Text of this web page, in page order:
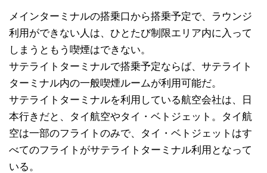
メインターミナルの搭乗口から搭乗予定で、ラウンジ
利用ができない人は、ひとたび制限エリア内に入って
しまうともう喫煙はできない。
サテライトターミナルで搭乗予定ならば、サテライト
ターミナル内の一般喫煙ルームが利用可能だ。
サテライトターミナルを利用している航空会社は、日
本行きだと、タイ航空やタイ・ベトジェット。タイ航
空は一部のフライトのみで、タイ・ベトジェットはす
べてのフライトがサテライトターミナル利用となって
いる。